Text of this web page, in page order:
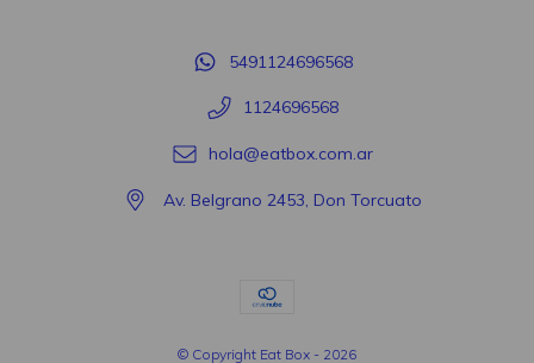
5491124696568
1124696568
hola@eatbox.com.ar
Av. Belgrano 2453, Don Torcuato
© Copyright Eat Box - 2026